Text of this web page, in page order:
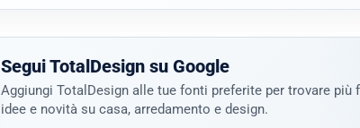
Segui TotalDesign su Google
Aggiungi TotalDesign alle tue fonti preferite per trovare più
idee e novità su casa, arredamento e design.